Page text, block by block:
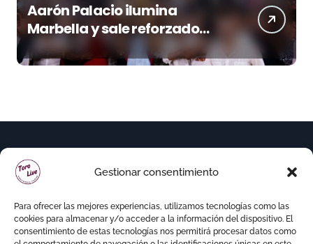
Gestionar consentimiento
Para ofrecer las mejores experiencias, utilizamos tecnologías como las
cookies para almacenar y/o acceder a la información del dispositivo. El
consentimiento de estas tecnologías nos permitirá procesar datos como
Aarón Palacio ilumina
Marbella y sale reforzado
junto a Manzanares y
Morante